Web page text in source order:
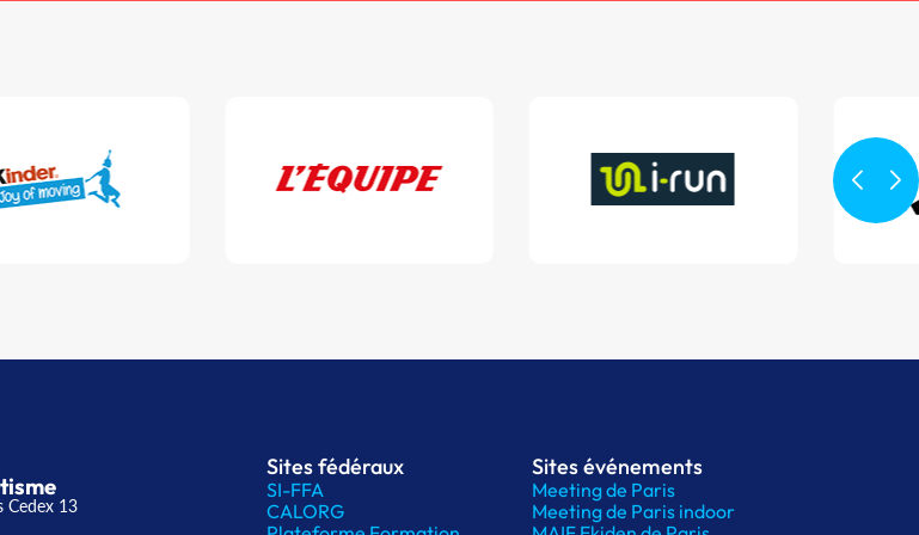
Cedex 13
Sites fédéraux
SI-FFA
CALORG
Sites événements
Meeting de Paris
Meeting de Paris indoor